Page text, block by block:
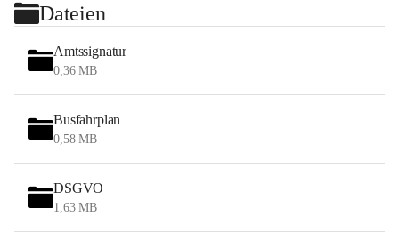
Wien erreicht man in ca. 45 Minuten.
Stössing zählt noch zum Naherholungsraum Wien sowie
zum Naherholungsraum St. Pölten. Viele Bauernhöfe hatten
„ihre Wiener“. Seit 1960 bauten viele Wiener
Wochenendhäuser im Gemeindegebiet. Wegen des
waldreichen Jagdgebietes haben viele Jagdpächter ihre
Das Wandern ist aus touristischer Sicht die bedeutendste
Tätigkeit. Das hügelige Gebiet mit Wanderwegen durch
Wiesen, Wälder und Obstkulturen lädt dazu ein. Gefördert
Dateien
Amtssignatur
0,36 MB
Busfahrplan
0,58 MB
DSGVO
1,63 MB